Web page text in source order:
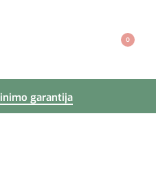
0
garantija